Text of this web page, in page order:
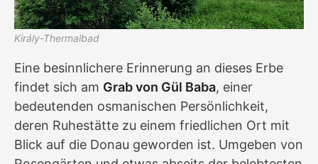
Király-Thermalbad
Eine besinnlichere Erinnerung an dieses Erbe
findet sich am Grab von Gül Baba, einer
bedeutenden osmanischen Persönlichkeit,
deren Ruhestätte zu einem friedlichen Ort mit
Blick auf die Donau geworden ist. Umgeben von